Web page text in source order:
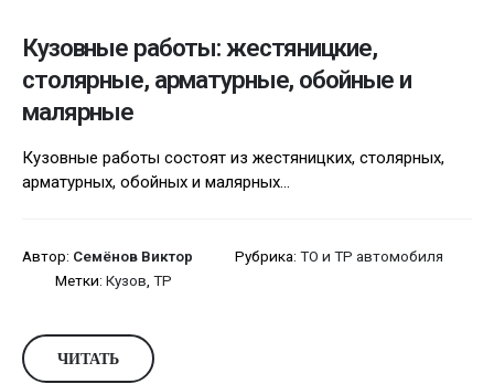
Кузовные работы: жестяницкие,
столярные, арматурные, обойные и
малярные
Кузовные работы состоят из жестяницких, столярных,
арматурных, обойных и малярных...
Автор: Семёнов Виктор Рубрика: ТО и ТР автомобиля
Метки: Кузов, ТР
ЧИТАТЬ